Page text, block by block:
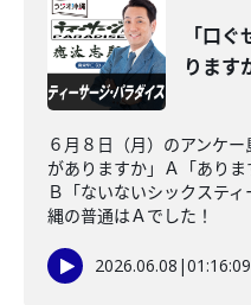
「口
ります
６月８日（月）のアンケ
がありますか」Ａ「あり
Ｂ「ないないシックステ
縄の普通はＡでした！
2026.06.08 |01:16:09